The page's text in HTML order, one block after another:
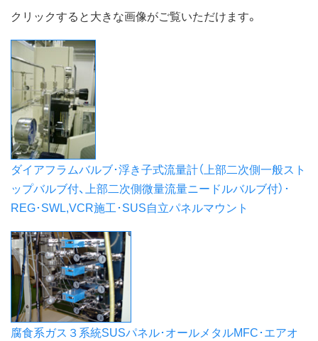
クリックすると大きな画像がご覧いただけます。
ダイアフラムバルブ･浮き子式流量計（上部二次側一般スト
ップバルブ付、上部二次側微量流量ニードルバルブ付）･
REG･SWL,VCR施工･SUS自立パネルマウント
腐食系ガス３系統SUSパネル･オールメタルMFC･エアオ